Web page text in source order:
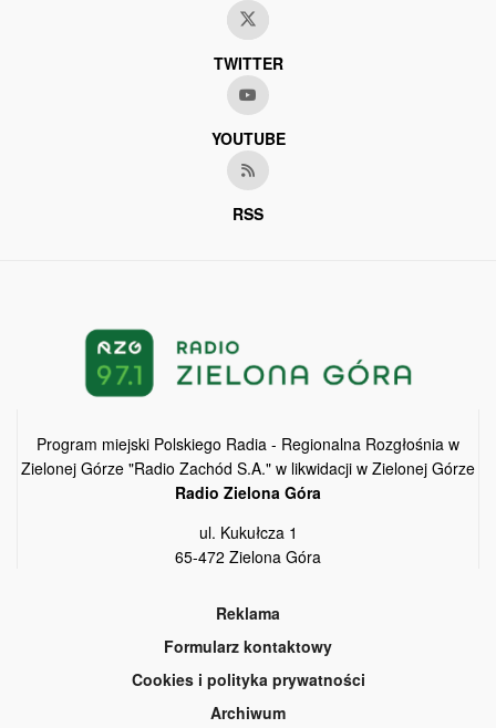
TWITTER
YOUTUBE
RSS
Program miejski Polskiego Radia - Regionalna Rozgłośnia w
Zielonej Górze "Radio Zachód S.A." w likwidacji w Zielonej Górze
Radio Zielona Góra
ul. Kukułcza 1
65-472 Zielona Góra
Reklama
Formularz kontaktowy
Cookies i polityka prywatności
Archiwum